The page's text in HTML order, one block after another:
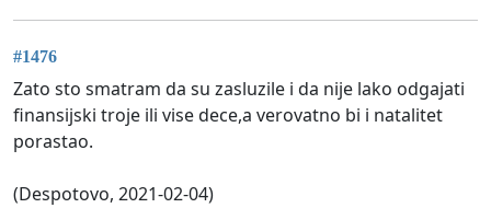
#1476
Zato sto smatram da su zasluzile i da nije lako odgajati
finansijski troje ili vise dece,a verovatno bi i natalitet
porastao.
(Despotovo, 2021-02-04)